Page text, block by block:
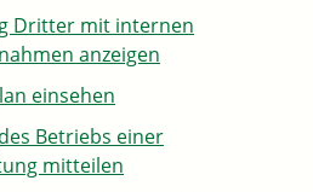
Dritter mit internen
anzeigen
einsehen
Betriebs einer
mitteilen